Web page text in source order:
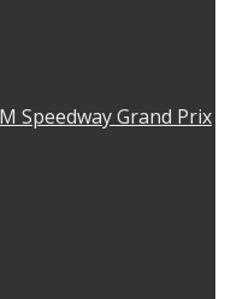
Speedway Grand Prix